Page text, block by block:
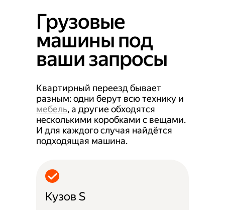
Грузовые
машины под
ваши запросы
Квартирный переезд бывает
разным: одни берут всю технику и
мебель, а другие обходятся
несколькими коробками с вещами.
И для каждого случая найдётся
подходящая машина.
Кузов S